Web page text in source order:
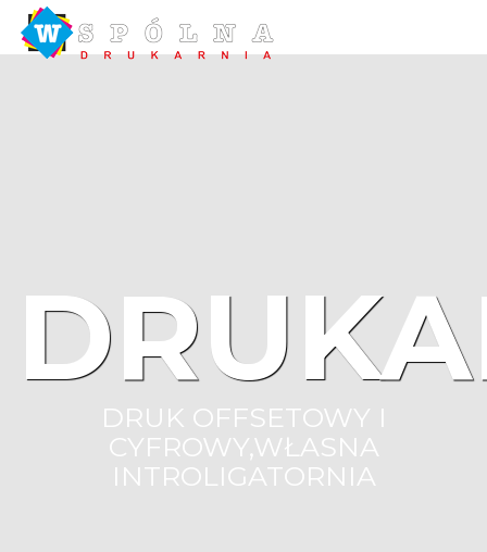
DRUK OFFSETOWY I
CYFROWY,WŁASNA
INTROLIGATORNIA